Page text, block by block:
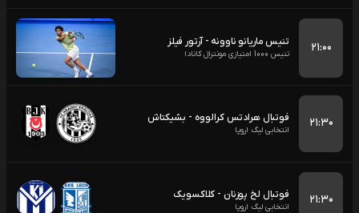
۲۱:۰۰ تنیس ماریانو ناوونه - آرتور فیلز
تنیس 1000 امتیازی مونترال کانادا
۲۱:۳۰ فوتبال هرادتس کرالووه - بشیکتاش
انتخابی لیگ اروپا
۲۱:۳۰ فوتبال لخ پوزنان - کلاکسویک
انتخابی لیگ اروپا